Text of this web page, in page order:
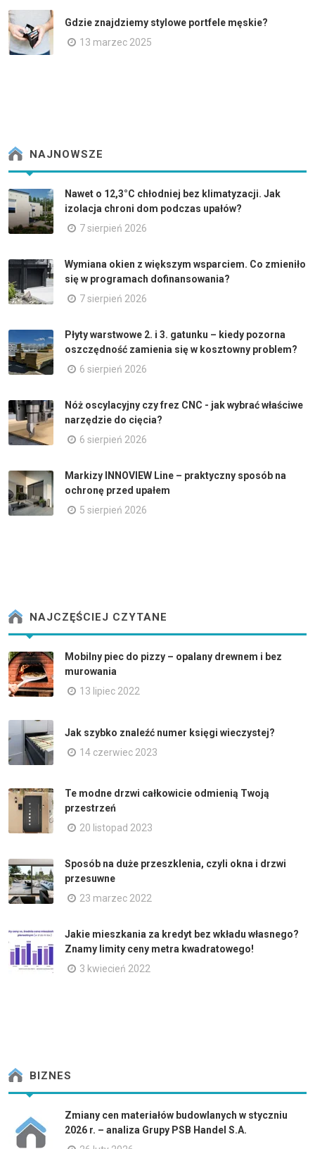
Gdzie znajdziemy stylowe portfele męskie?
13 marzec 2025
NAJNOWSZE
Nawet o 12,3°C chłodniej bez klimatyzacji. Jak
izolacja chroni dom podczas upałów?
7 sierpień 2026
Wymiana okien z większym wsparciem. Co zmieniło
się w programach dofinansowania?
7 sierpień 2026
Płyty warstwowe 2. i 3. gatunku – kiedy pozorna
oszczędność zamienia się w kosztowny problem?
6 sierpień 2026
Nóż oscylacyjny czy frez CNC - jak wybrać właściwe
narzędzie do cięcia?
6 sierpień 2026
Markizy INNOVIEW Line – praktyczny sposób na
ochronę przed upałem
5 sierpień 2026
NAJCZĘŚCIEJ CZYTANE
Mobilny piec do pizzy – opalany drewnem i bez
murowania
13 lipiec 2022
Jak szybko znaleźć numer księgi wieczystej?
14 czerwiec 2023
Te modne drzwi całkowicie odmienią Twoją
przestrzeń
20 listopad 2023
Sposób na duże przeszklenia, czyli okna i drzwi
przesuwne
23 marzec 2022
Jakie mieszkania za kredyt bez wkładu własnego?
Znamy limity ceny metra kwadratowego!
3 kwiecień 2022
BIZNES
Zmiany cen materiałów budowlanych w styczniu
2026 r. – analiza Grupy PSB Handel S.A.